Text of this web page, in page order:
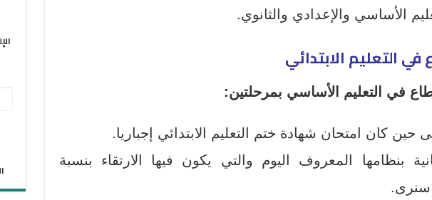
الأساسي والإعدادي والثانوي.
في التعليم الأساسي بمرحلتين:
حين كان امتحان شهادة ختم التعليم الابتدائي إجباريا.
بنظامها المعروف اليوم والتي يكون فيها الارتقاء بنسبة
سنرى.